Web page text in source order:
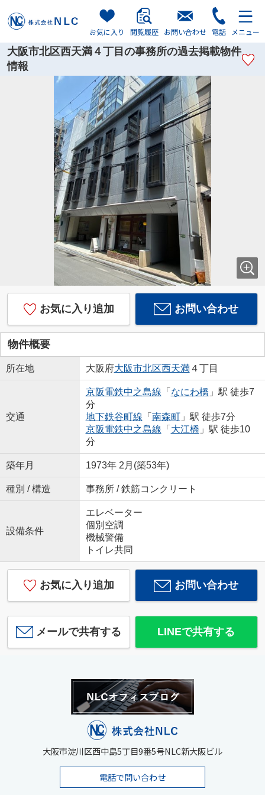
お気に入り 閲覧履歴 お問い合わせ 電話 メニュー
大阪市北区西天満４丁目の事務所の過去掲載物件
情報
お気に入り追加 お問い合わせ
物件概要
所在地 大阪府大阪市北区西天満４丁目
交通
京阪電鉄中之島線 「 なにわ橋 」駅 徒歩7
分
地下鉄谷町線 「 南森町」駅 徒歩7分
京阪電鉄中之島線 「 大江橋 」駅 徒歩10
分
築年月 1973年 2月(築53年)
種別 / 構造 事務所 / 鉄筋コンクリート
設備条件
エレベーター
個別空調
機械警備
トイレ共同
お気に入り追加 お問い合わせ
メールで共有する LINEで共有する
大阪市淀川区西中島5丁目9番5号NLC新大阪ビル
電話で問い合わせ